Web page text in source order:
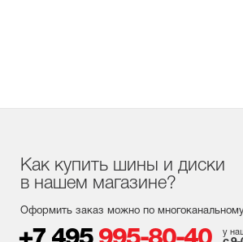
Как купить шины и диски
в нашем магазине?
Оформить заказ можно по
у